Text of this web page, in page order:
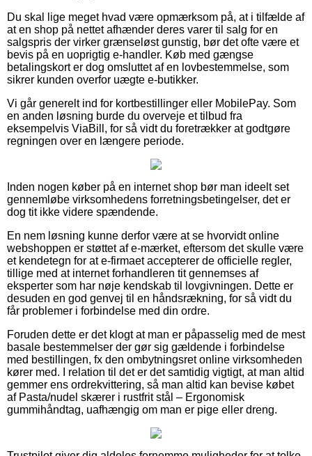
Du skal lige meget hvad være opmærksom på, at i tilfælde af
at en shop på nettet afhænder deres varer til salg for en
salgspris der virker grænseløst gunstig, bør det ofte være et
bevis på en uoprigtig e-handler. Køb med gængse
betalingskort er dog omsluttet af en lovbestemmelse, som
sikrer kunden overfor uægte e-butikker.
Vi går generelt ind for kortbestillinger eller MobilePay. Som
en anden løsning burde du overveje et tilbud fra
eksempelvis ViaBill, for så vidt du foretrækker at godtgøre
regningen over en længere periode.
Inden nogen køber på en internet shop bør man ideelt set
gennemløbe virksomhedens forretningsbetingelser, det er
dog tit ikke videre spændende.
En nem løsning kunne derfor være at se hvorvidt online
webshoppen er støttet af e-mærket, eftersom det skulle være
et kendetegn for at e-firmaet accepterer de officielle regler,
tillige med at internet forhandleren tit gennemses af
eksperter som har nøje kendskab til lovgivningen. Dette er
desuden en god genvej til en håndsrækning, for så vidt du
får problemer i forbindelse med din ordre.
Foruden dette er det klogt at man er påpasselig med de mest
basale bestemmelser der gør sig gældende i forbindelse
med bestillingen, fx den ombytningsret online virksomheden
kører med. I relation til det er det samtidig vigtigt, at man altid
gemmer ens ordrekvittering, så man altid kan bevise købet
af Pasta/nudel skærer i rustfrit stål – Ergonomisk
gummihåndtag, uafhængig om man er pige eller dreng.